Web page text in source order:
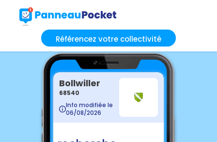
Référencez votre collectivité
Bollwiller
68540
Info modifiée le
06/08/2026